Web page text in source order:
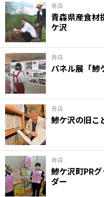
青森
青森県産食材
ケ沢
青森
パネル展「鯵
青森
鯵ケ沢の旧こ
青森
鯵ケ沢町PR
ダー